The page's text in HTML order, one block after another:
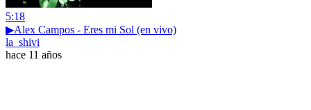
5:18
▶Alex Campos - Eres mi Sol (en vivo)
la_shivi
hace 11 años